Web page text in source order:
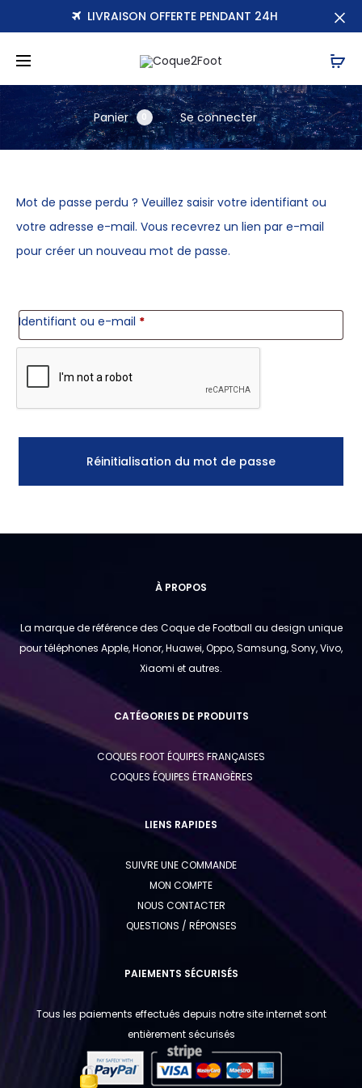
LIVRAISON OFFERTE PENDANT 24H
Panier 0 Se connecter
M
o
d
e
p
a
s
e
d
Mot de passe perdu ? Veuillez saisir votre identifiant ou
votre adresse e-mail. Vous recevrez un lien par e-mail
pour créer un nouveau mot de passe.
Identifiant ou e-mail *Obligatoire
Réinitialisation du mot de passe
À PROPOS
La marque de référence des Coque de Football au design unique
pour téléphones Apple, Honor, Huawei, Oppo, Samsung, Sony, Vivo,
Xiaomi et autres.
CATÉGORIES DE PRODUITS
COQUES FOOT ÉQUIPES FRANÇAISES
COQUES ÉQUIPES ÉTRANGÈRES
LIENS RAPIDES
SUIVRE UNE COMMANDE
MON COMPTE
NOUS CONTACTER
QUESTIONS / RÉPONSES
PAIEMENTS SÉCURISÉS
Tous les paiements effectués depuis notre site internet sont
entièrement sécurisés